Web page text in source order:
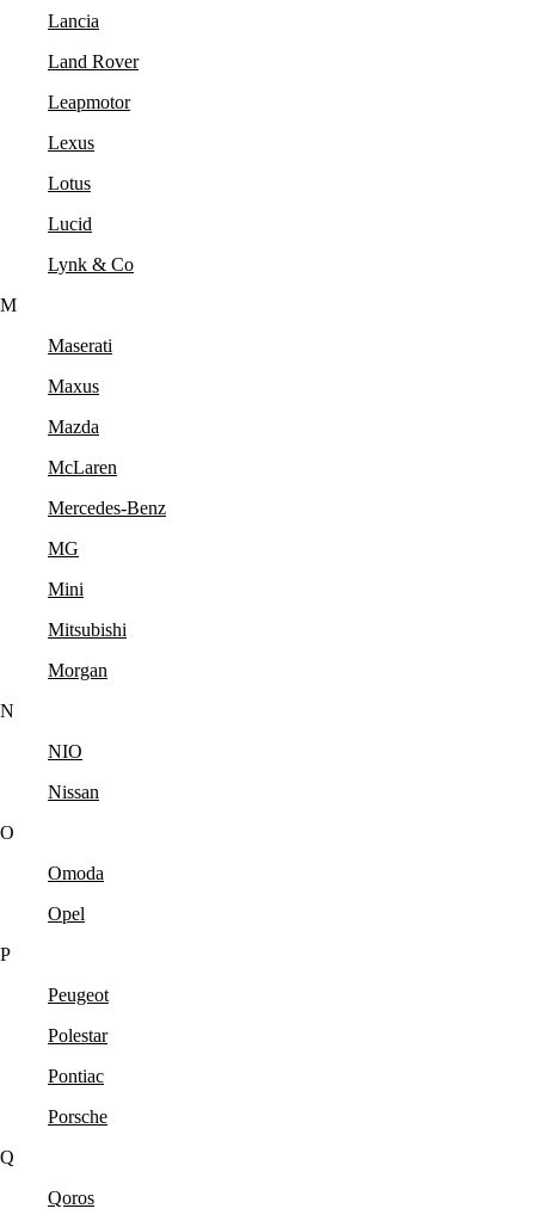
Lancia
Land Rover
Leapmotor
Lexus
Lotus
Lucid
Lynk & Co
M
Maserati
Maxus
Mazda
McLaren
Mercedes-Benz
MG
Mini
Mitsubishi
Morgan
N
NIO
Nissan
O
Omoda
Opel
P
Peugeot
Polestar
Pontiac
Porsche
Q
Qoros